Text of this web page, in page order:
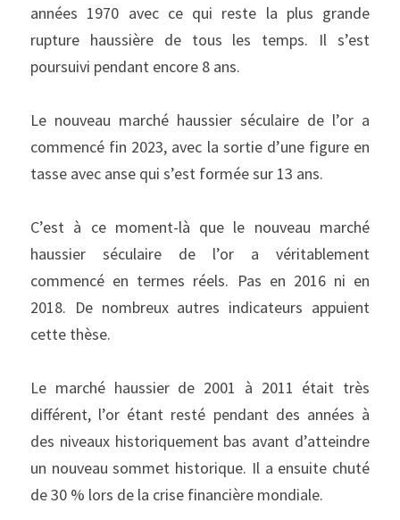
années 1970 avec ce qui reste la plus grande
rupture haussière de tous les temps. Il s’est
poursuivi pendant encore 8 ans.
Le nouveau marché haussier séculaire de l’or a
commencé fin 2023, avec la sortie d’une figure en
tasse avec anse qui s’est formée sur 13 ans.
C’est à ce moment-là que le nouveau marché
haussier séculaire de l’or a véritablement
commencé en termes réels. Pas en 2016 ni en
2018. De nombreux autres indicateurs appuient
cette thèse.
Le marché haussier de 2001 à 2011 était très
différent, l’or étant resté pendant des années à
des niveaux historiquement bas avant d’atteindre
un nouveau sommet historique. Il a ensuite chuté
de 30 % lors de la crise financière mondiale.